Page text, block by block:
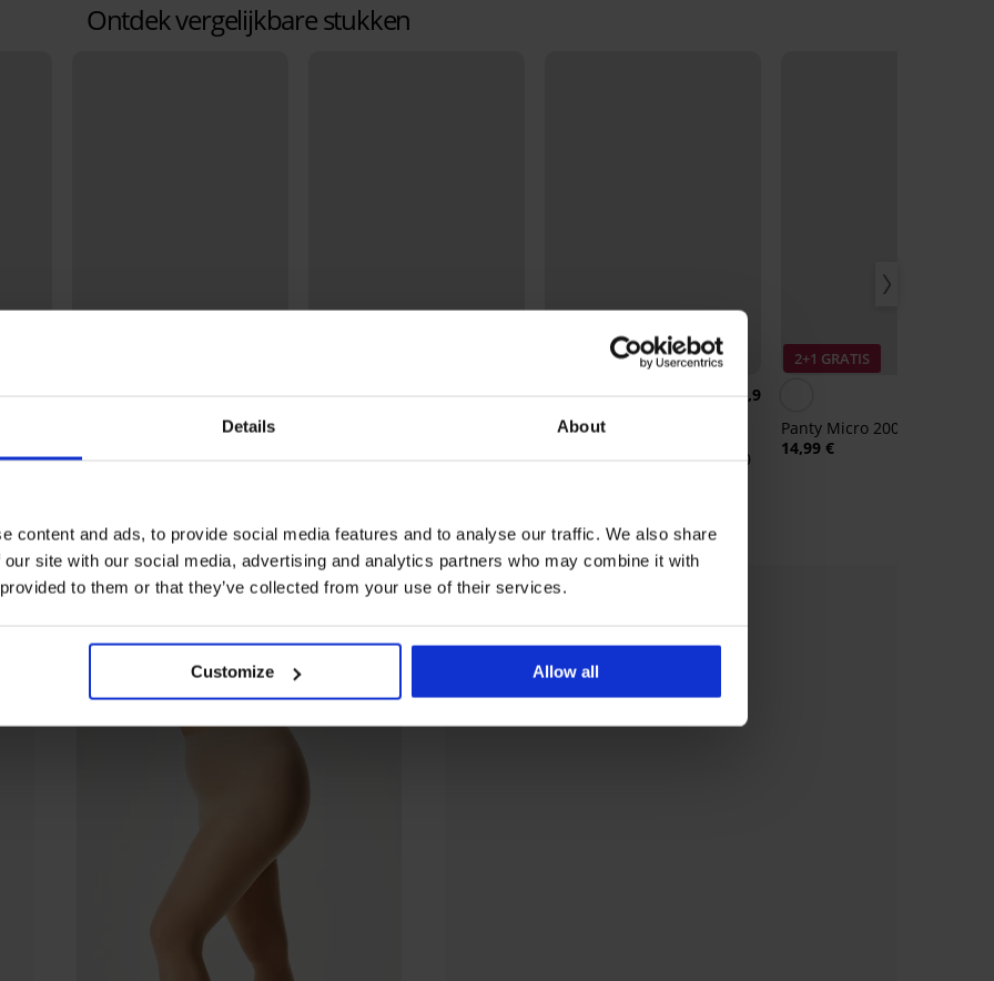
Details About
content and ads, to provide social media features and to analyse our traffic. We also share
site with our social media, advertising and analytics partners who may combine it with
to them or that they’ve collected from your use of their services.
Customize Allow all
Ontdek vergelijkbare stukken
4,8
4,9
4,8
17,99 €
Korting -30%
4,9
Panty Plus Size Elizabeth 70
2+1 GRATIS
Panty Micro 200 DEN
14,99 €